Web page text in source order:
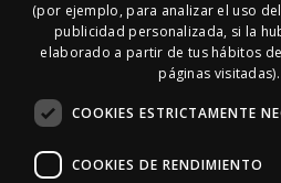
(por ejemplo, para analizar el uso
publicidad personalizada, si la
elaborado a partir de tus hábitos
páginas visitadas).
COOKIES ESTRICTAMENTE
COOKIES DE RENDIMIENTO